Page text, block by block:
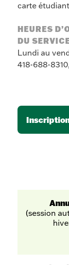
carte
HEURES
DU
Lundi au
418-688-
(session